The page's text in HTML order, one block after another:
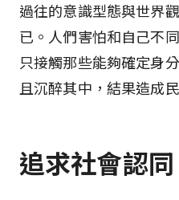
過往的意識型態與世界
已。人們害怕和自己不
只接觸那些能夠確定身
且沉醉其中，結果造成
追求社會認同